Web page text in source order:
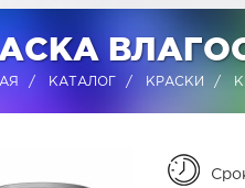
КАТАЛОГ КРАСКИ